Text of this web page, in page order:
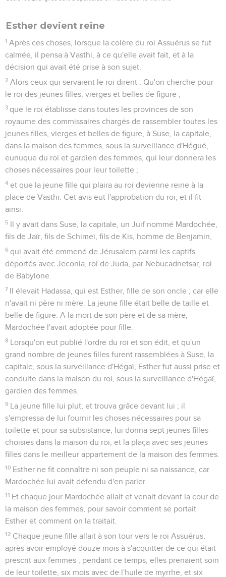
10
d'Hammedatha, l'Agaguite, ennemi des Juifs.
11 Et le roi dit à Haman : L'argent t'est donné, et ce peuple
aussi ; fais-en ce que tu voudras.
12 Les secrétaires du roi furent appelés le treizième jour du
premier mois, et l'on écrivit, suivant tout ce qui fut ordonné
par Haman, aux satrapes du roi, aux gouverneurs de chaque
province et aux chefs de chaque peuple, à chaque province
selon son écriture et à chaque peuple selon sa langue. Ce
fut au nom du roi Assuérus que l'on écrivit, et on scella avec
l'anneau du roi.
13 Les lettres furent envoyées par les courriers dans toutes
les provinces du roi, pour qu'on détruisît, qu'on tuât et qu'on
fît périr tous les Juifs, jeunes et vieux, petits enfants et
femmes, en un seul jour, le treizième du douzième mois, qui
est le mois d'Adar, et pour que leurs biens fussent livrés au
pillage.
14
Ces lettres renfermaient une copie de l'édit qui devait être
publié dans chaque province, et invitaient tous les peuples à
se tenir prêts pour ce jour-là.
15 Les courriers partirent en toute hâte, d'après l'ordre du roi.
L'édit fut aussi publié dans Suse, la capitale ; et tandis que le
roi et Haman étaient à boire, la ville de Suse était dans la
consternation.
Esther 4
Mardochée demande à Esther d'intervenir
1 Mardochée, ayant appris tout ce qui se passait, déchira ses
vêtements, s'enveloppa d'un sac et se couvrit de cendre.
Puis il alla au milieu de la ville en poussant avec force des
cris amers,
2 et se rendit jusqu'à la porte du roi, dont l'entrée était
interdite à toute personne revêtue d'un sac.
3 Dans chaque province, partout où arrivaient l'ordre du roi et
son édit, il y eut une grande désolation parmi les Juifs ; ils
jeûnaient, pleuraient et se lamentaient, et beaucoup se
couchaient sur le sac et la cendre.
4 Les servantes d'Esther et ses eunuques vinrent lui
annoncer cela, et la reine fut très effrayée. Elle envoya des